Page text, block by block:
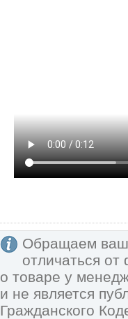
Обращаем
отличаться
о товаре у
и не является
Гражданского